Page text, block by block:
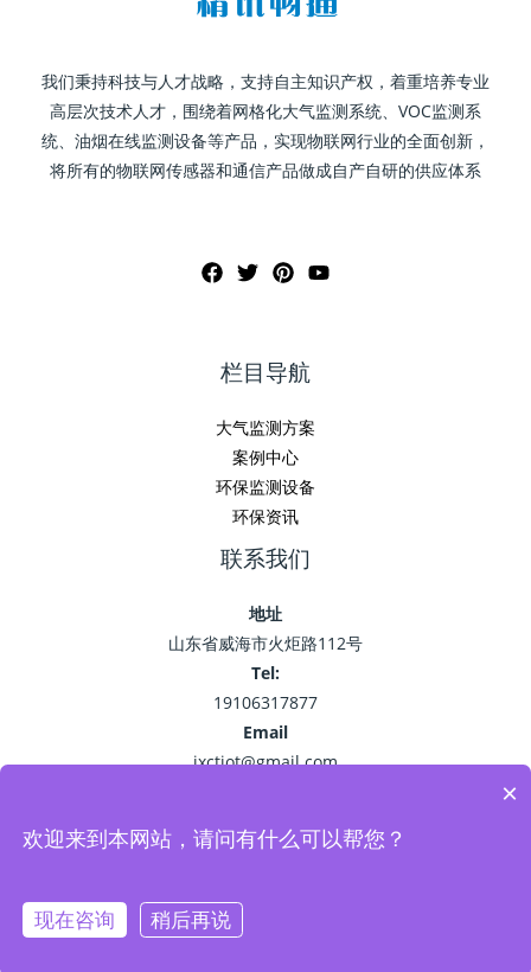
我们秉持科技与人才战略，支持自主知识产权，着重培养专业
高层次技术人才，围绕着网格化大气监测系统、VOC监测系
统、油烟在线监测设备等产品，实现物联网行业的全面创新，
将所有的物联网传感器和通信产品做成自产自研的供应体系
栏目导航
大气监测方案
案例中心
环保监测设备
环保资讯
联系我们
地址
山东省威海市火炬路112号
Tel:
19106317877
Email
jxctiot@gmail.com
Powered by 环保监测_空气污染监测_VOC油烟监测系统-精讯畅通
×
欢迎来到本网站，请问有什么可以帮您？
现在咨询 稍后再说